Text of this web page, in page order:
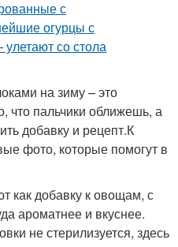
на зиму – это
что пальчики оближешь, а
добавку и рецепт.К
фото, которые помогут в
как добавку к овощам, с
ароматнее и вкуснее.
не стерилизуется, здесь